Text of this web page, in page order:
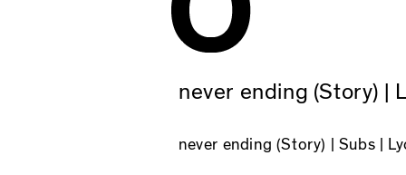
never ending (Story) |
never ending (Story) | Subs |